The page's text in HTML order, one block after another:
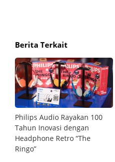
Berita Terkait
Philips Audio Rayakan 100
Tahun Inovasi dengan
Headphone Retro “The
Ringo”